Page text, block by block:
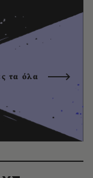
τα όλα